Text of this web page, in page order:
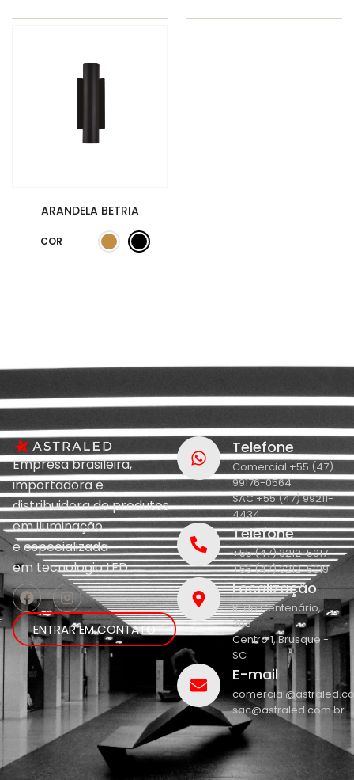
ARANDELA BETRIA
COR
Empresa brasileira,
importadora e
distribuidora de produtos
em iluminação
eespecializada
emtecnologia LED.
ENTRAR EM CONTATO
Telefone
Comercial +55 (47)
99176-0564
SAC +55 (47) 99211-
4434
Telefone
+55 (47) 3212-5017
+55 (47) 3212-5019
Localização
R. do Centenário,
208
Centro 1, Brusque -
SC
E-mail
sac@astraled.com.br